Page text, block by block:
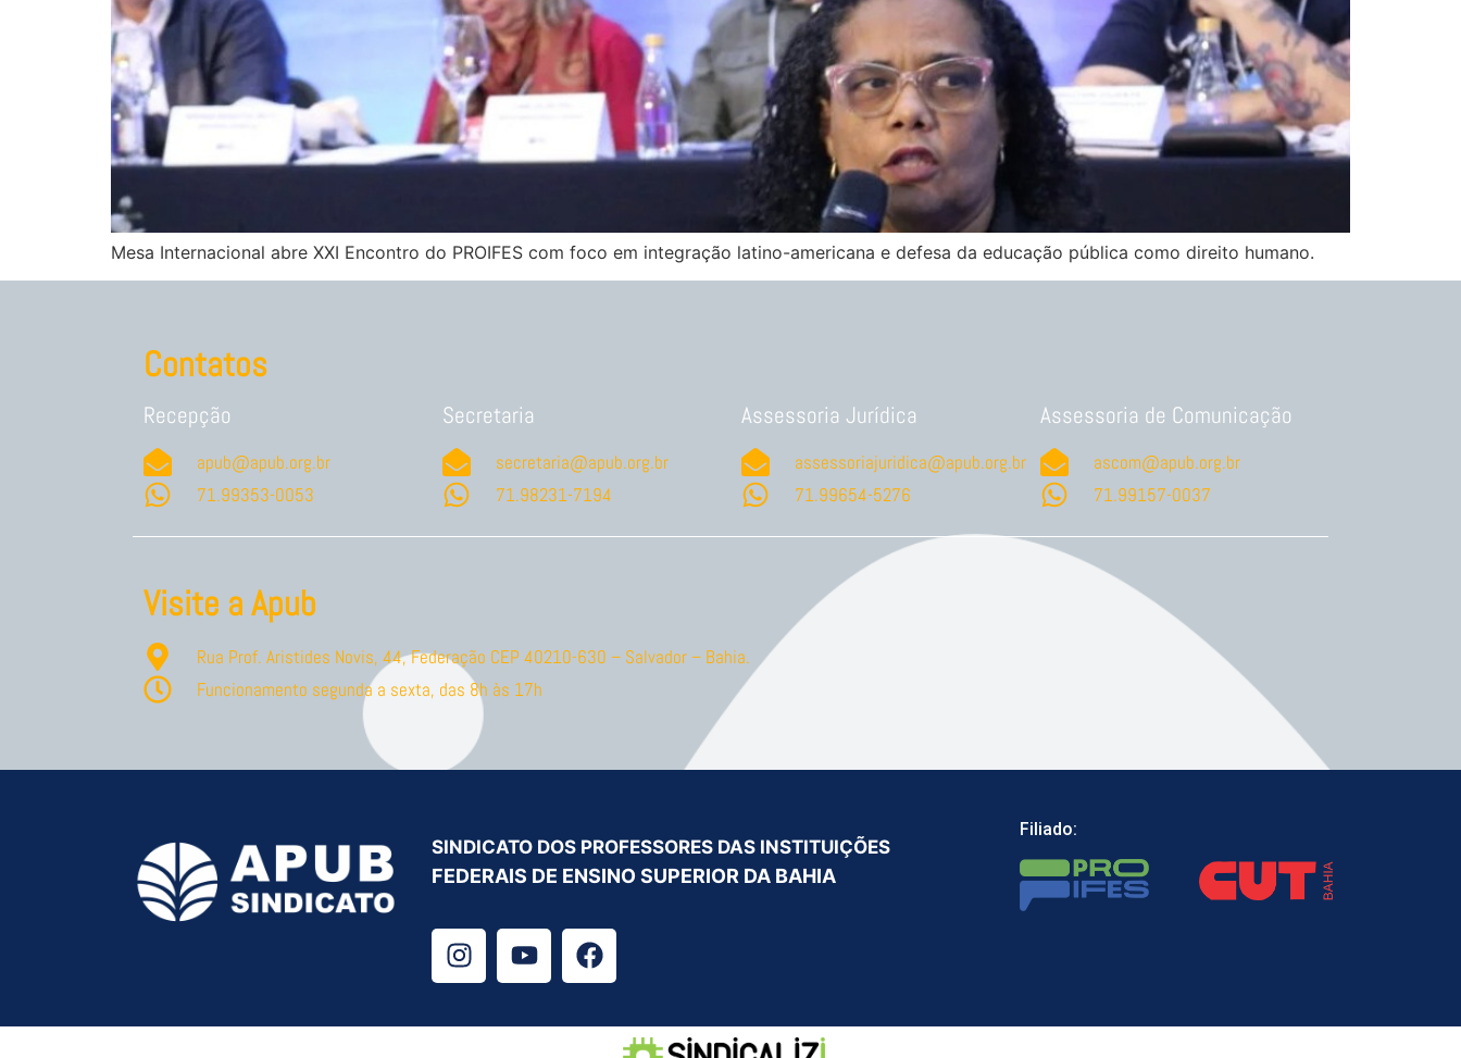
Mesa Internacional abre XXI Encontro do PROIFES com foco em integração latino-americana e defesa da educação pública como direito humano.
Contatos
Recepção
apub@apub.org.br
71.99353-0053
Secretaria
secretaria@apub.org.br
71.98231-7194
Assessoria Jurídica
assessoriajuridica@apub.org.br
71.99654-5276
Assessoria de Comunicação
ascom@apub.org.br
71.99157-0037
Visite a Apub
Rua Prof. Aristides Novis, 44, Federação CEP 40210-630 – Salvador – Bahia.
Funcionamento segunda a sexta, das 8h às 17h
SINDICATO DOS PROFESSORES DAS INSTITUIÇÕES
FEDERAIS DE ENSINO SUPERIOR DA BAHIA
Filiado: